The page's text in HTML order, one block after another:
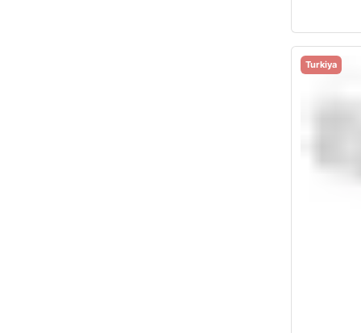
Turkiya